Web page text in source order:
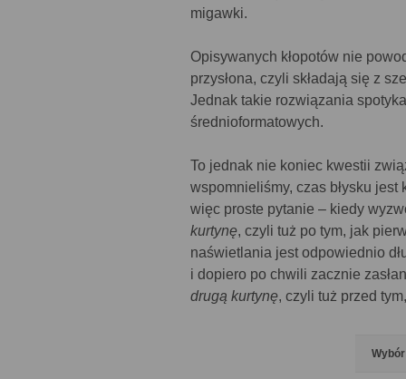
migawki.
Opisywanych kłopotów nie
przysłona, czyli składają się z
Jednak takie rozwiązania
średnioformatowych.
To jednak nie koniec kwestii
wspomnieliśmy, czas błysku
więc proste pytanie – kiedy
kurtynę, czyli tuż po tym, jak
naświetlania jest odpowiednio
i dopiero po chwili zacznie
drugą kurtynę, czyli tuż przed